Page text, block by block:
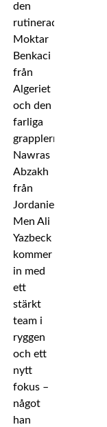
den
rutinerade
Moktar
Benkaci
från
Algeriet
och den
farliga
grapplern
Nawras
Abzakh
från
Jordanien.
Men Ali
Yazbeck
kommer
in med
ett
stärkt
team i
ryggen
och ett
nytt
fokus –
något
han